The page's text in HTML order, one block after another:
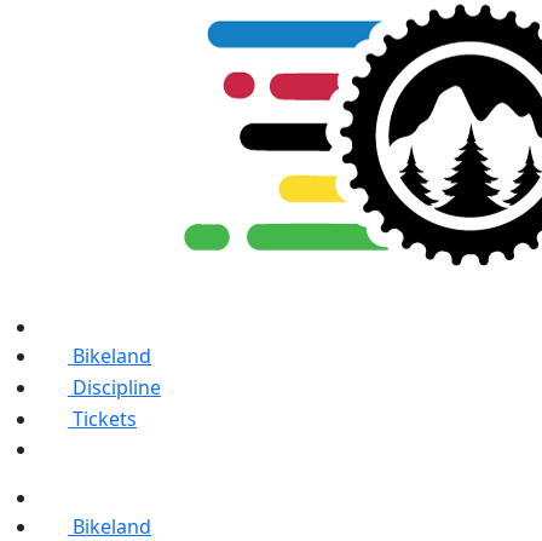
Bikeland
Discipline
Tickets
Bikeland